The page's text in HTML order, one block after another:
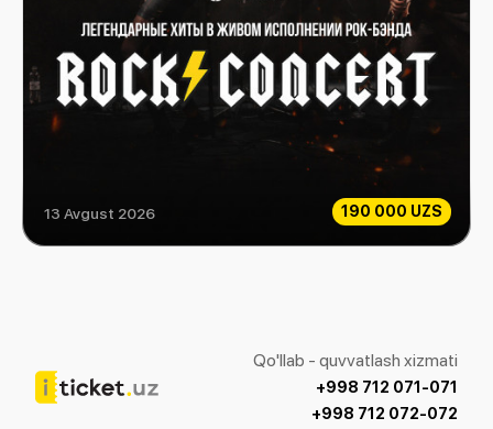
190 000 UZS
Rock Consert
13 Avgust 2026
Qo'llab - quvvatlash xizmati
+998 712 071-071
+998 712 072-072